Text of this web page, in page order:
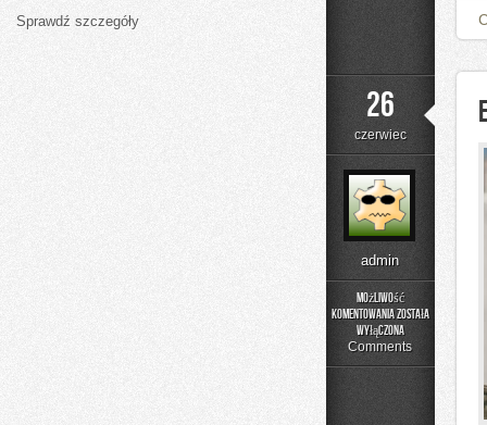
26
czerwiec
admin
Możliwość
komentowania
Edukacja
Styl
została
wyłączona
Comments
Sprawdź szczegóły